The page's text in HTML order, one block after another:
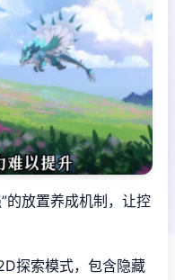
的放置养成机制，让控
探索模式，包含隐藏